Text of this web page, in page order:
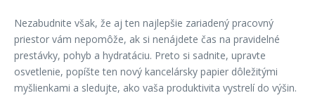
Nezabudnite však, že aj ten najlepšie zariadený pracovný
priestor vám nepomôže, ak si nenájdete čas na pravidelné
prestávky, pohyb a hydratáciu. Preto si sadnite, upravte
osvetlenie, popíšte ten nový kancelársky papier dôležitými
myšlienkami a sledujte, ako vaša produktivita vystrelí do výšin.